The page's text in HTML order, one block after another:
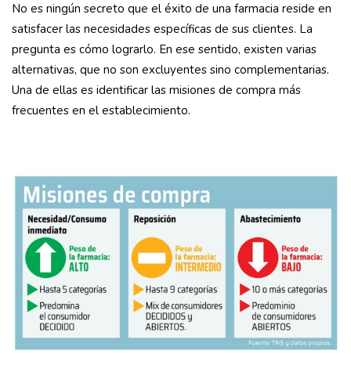
No es ningún secreto que el éxito de una farmacia reside en
satisfacer las necesidades específicas de sus clientes. La
pregunta es cómo lograrlo. En ese sentido, existen varias
alternativas, que no son excluyentes sino complementarias.
Una de ellas es identificar las misiones de compra más
frecuentes en el establecimiento.